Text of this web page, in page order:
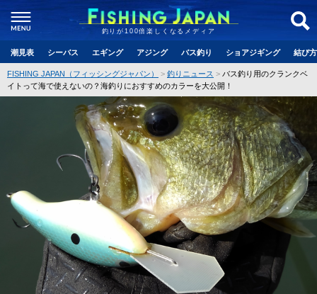
釣りが100倍楽しくなるメディア
潮見表 シーバス エギング アジング バス釣り ショアジギング 結び
FISHING JAPAN（フィッシングジャパン） 釣りニュース
バス釣り用のクランクベ
イトって海で使えないの？海釣りにおすすめのカラーを大公開！